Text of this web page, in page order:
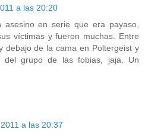
a las 20:20
asesino en serie que era payaso,
víctimas y fueron muchas. Entre
debajo de la cama en Poltergeist y
del grupo de las fobias, jaja. Un
a las 20:37